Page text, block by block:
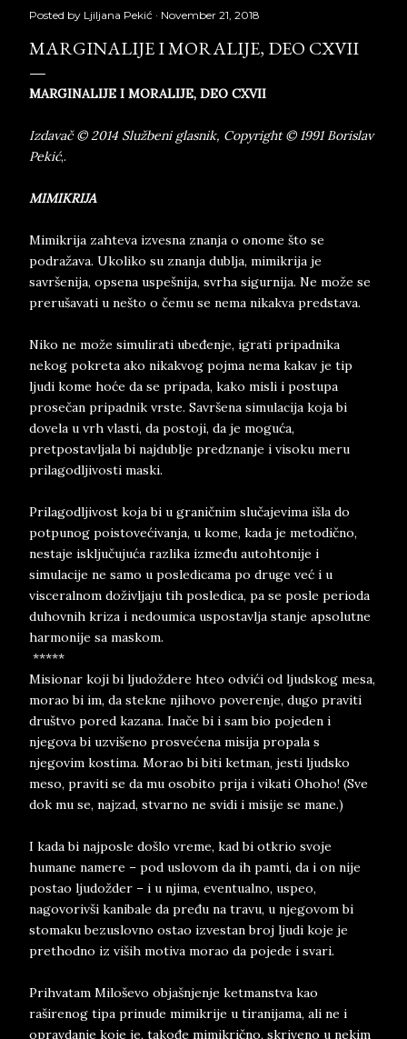
Posted by Ljiljana Pekić November 21, 2018
MARGINALIJE I MORALIJE, DEO CXVII
MARGINALIJE I MORALIJE, DEO CXVII
Izdavač © 2014 Službeni glasnik, Copyright © 1991 Borislav
Pekić,.
MIMIKRIJA
Mimikrija zahteva izvesna znanja o onome što se
podražava. Ukoliko su znanja dublja, mimikrija je
savršenija, opsena uspešnija, svrha sigurnija. Ne može se
prerušavati u nešto o čemu se nema nikakva predstava.
Niko ne može simulirati ubeđenje, igrati pripadnika
nekog pokreta ako nikakvog pojma nema kakav je tip
ljudi kome hoće da se pripada, kako misli i postupa
prosečan pripadnik vrste. Savršena simulacija koja bi
dovela u vrh vlasti, da postoji, da je moguća,
pretpostavljala bi najdublje predznanje i visoku meru
prilagodljivosti maski.
Prilagodljivost koja bi u graničnim slučajevima išla do
potpunog poistovećivanja, u kome, kada je metodično,
nestaje isključujuća razlika između autohtonije i
simulacije ne samo u posledicama po druge već i u
visceralnom doživljaju tih posledica, pa se posle perioda
duhovnih kriza i nedoumica uspostavlja stanje apsolutne
harmonije sa maskom.
*****
Misionar koji bi ljudoždere hteo odvići od ljudskog mesa,
morao bi im, da stekne njihovo poverenje, dugo praviti
društvo pored kazana. Inače bi i sam bio pojeden i
njegova bi uzvišeno prosvećena misija propala s
njegovim kostima. Morao bi biti ketman, jesti ljudsko
meso, praviti se da mu osobito prija i vikati Ohoho! (Sve
dok mu se, najzad, stvarno ne svidi i misije se mane.)
I kada bi najposle došlo vreme, kad bi otkrio svoje
humane namere – pod uslovom da ih pamti, da i on nije
postao ljudožder – i u njima, eventualno, uspeo,
nagovorivši kanibale da pređu na travu, u njegovom bi
stomaku bezuslovno ostao izvestan broj ljudi koje je
prethodno iz viših motiva morao da pojede i svari.
Prihvatam Miloševo objašnjenje ketmanstva kao
raširenog tipa prinude mimikrije u tiranijama, ali ne i
opravdanje koje je, takođe mimikrično, skriveno u nekim